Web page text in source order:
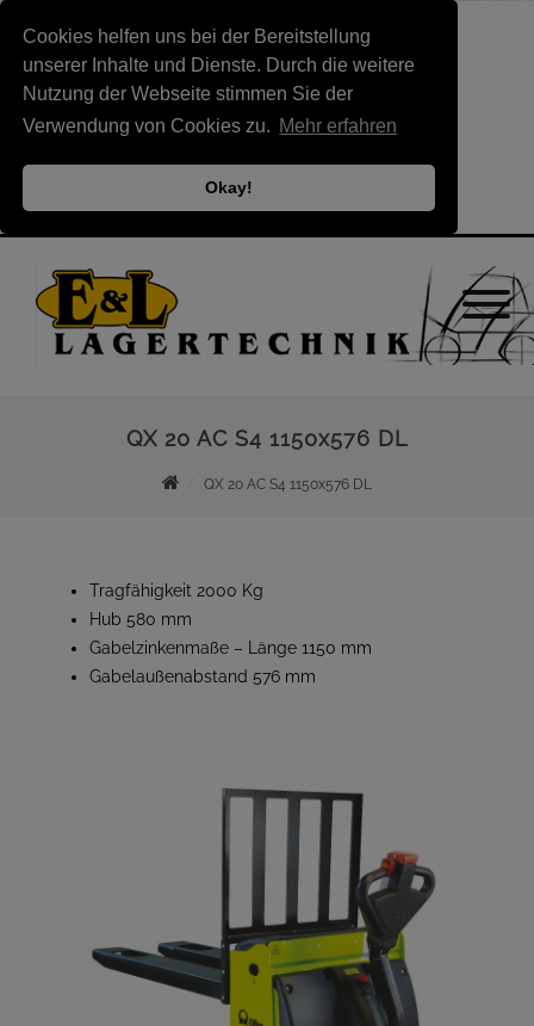
Cookies helfen uns bei der Bereitstellung
unserer Inhalte und Dienste. Durch die weitere
Nutzung der Webseite stimmen Sie der
Verwendung von Cookies zu. Mehr erfahren
Okay!
QX 20 AC S4 1150x576 DL
QX 20 AC S4 1150x576 DL
Tragfähigkeit 2000 Kg
Hub 580 mm
Gabelzinkenmaße – Länge 1150 mm
Gabelaußenabstand 576 mm